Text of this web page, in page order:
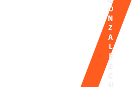
O
N
Z
A
L
E
S
C
H